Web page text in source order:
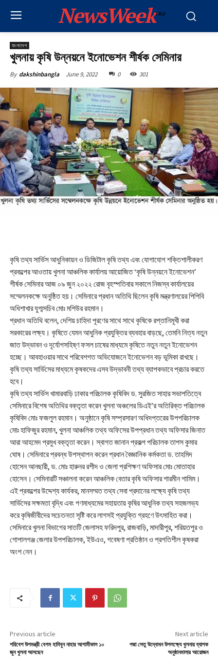
NewsWeekPRO
বাংলাদেশ
খুলনায় কৃষি উন্নয়নে ইনোভেশন শীর্ষক সেমিনার
By dakshinbangla June 9, 2022 0 301
কৃষি তথ্য সার্ভিস আধুনিকায়ন ও ডিজিটাল কৃষি তথ্য এবং যোগাযোগ শক্তিশালীকরণ
প্রকল্পের আওতায় খুলনা আঞ্চলিক কার্যালয় আয়োজিত ‘কৃষি উন্নয়নে ইনোভেশন’
শীর্ষক সেমিনার আজ ০৯ জুন ২০২২ রোজ বৃহস্পতিবার সকালে নিজস্ব কার্যালয়ের
সম্মেলনকক্ষে অনুষ্ঠিত হয়। সেমিনারে প্রধান অতিথি ছিলেন কৃষি মন্ত্রণালয়ের পিপিবি
অধিশাখার যুগ্মসচিব মোঃ মশিউর রহমান।
প্রধান অতিথি বলেন, দেশিয় চাহিদা পূরণের সাথে সাথে কৃষিকে রপ্তানিমূখী করা
সরকারের লক্ষ্য। কৃষিতে যেমন আধুনিক প্রযুক্তির ব্যবহার বাড়ছে, তেমনি নিত্য নতুন
জাত উদ্ভাবন ও দূর্যোগসহিষ্ণ ফসল চাষের মাধ্যমে কৃষিতে নতুন নতুন ইনোভেশন
হচ্ছে। আবহাওয়ার সাথে পরিবেশগত অভিযোজনে ইনোভেশন বড় ভূমিকা রাখছে।
কৃষি তথ্য সার্ভিসের মাধ্যমে কৃষকদের এসব উদ্ভাবনী তথ্য ব্যাপকভাবে প্রচার করতে
হবে।
কৃষি তথ্য সার্ভিস খামারবাড়ি ঢাকার পরিচালক কৃষিবিদ ড. সুরজিত সাহার সভাপতিত্বে
সেমিনারে বিশেষ অতিথির বক্তৃতা করেন খুলনা অঞ্চলের ডিএই’র অতিরিক্ত পরিচালক
কৃষিবিদ মোঃ ফজলুল রহমান। অনুষ্ঠানে কৃষি সম্প্রসারণ অধিদপ্তরের উপপরিচালক
মোঃ হাফিজুর রহমান, খুলনা আঞ্চলিক তথ্য অফিসের উপপ্রধান তথ্য অফিসার জিনাত
আরা আহমেদ প্রমুখ বক্তৃতা করেন। স্বাগত জানান প্রকল্প পরিচালক তাপস কুমার
ঘোষ। সেমিনারে প্রবন্ধ উপস্থাপন করেন প্রধান বৈজ্ঞানিক কর্মকতা ড. তাহমিদ
হোসেন আনছারী, ড. মোঃ হারুনর রশীদ ও জেলা প্রশিক্ষণ অফিসার মোঃ মোতাহার
হোসেন। সেমিনারটি সঞ্চালনা করেন আঞ্চলিক বেতার কৃষি অফিসার শারমীন শামিম।
এই প্রকল্পের উদ্দেশ্য কার্যকর, মানসম্মত তথ্য সেবা প্রদানের লক্ষ্যে কৃষি তথ্য
সার্ভিসের সক্ষমতা বৃদ্ধি এবং গণমাধ্যমের সহায়তায় কৃষির আধুনিক তথ্য সহজলভ্য
করে কৃষিজীবীদের সচেতনতা সৃষ্টি করে লাগসই প্রযুক্তি গ্রহণে উৎসাহিত করা।
সেমিনারে খুলনা বিভাগের সাতটি জেলাসহ ফরিদপুর, রাজবাড়ি, মাদারীপুর, শরিয়তপুর ও
গোপালগঞ্জ জেলার উপপরিচালক, ইউএও, গবেষণা প্রতিষ্ঠান ও প্রগতিশীল কৃষকরা
অংশ নেন।
Previous article
পরিবেশ উপমন্ত্রী বেগম হাবিবুন নাহার আগামীকাল ১০
জুন খুলনা আসছেন
Next article
পদ্মা সেতু উদ্বোধন উপলক্ষ্যে খুলনায় ব্যাপক
অনুষ্ঠানমালার আয়োজন